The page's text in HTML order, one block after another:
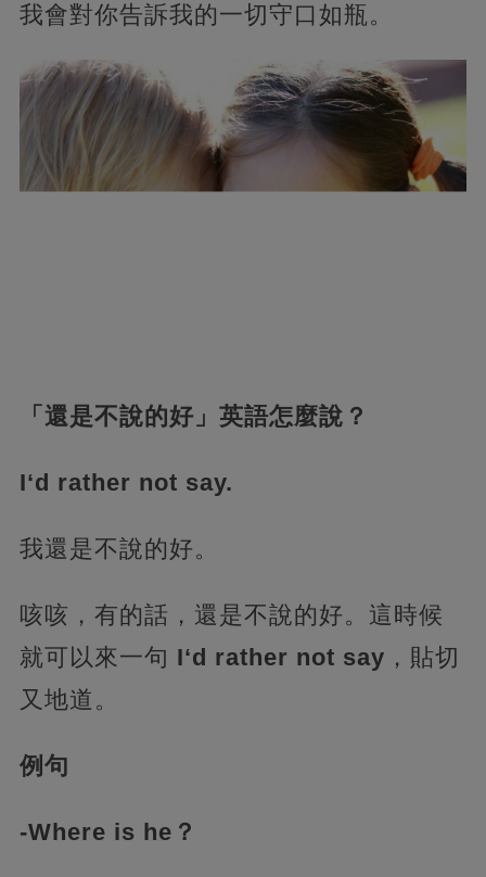
我會對你告訴我的一切守口如瓶。
「還是不說的好」英語怎麼說？
I‘d rather not say.
我還是不說的好。
咳咳，有的話，還是不說的好。這時候
就可以來一句 I‘d rather not say ，貼切
又地道。
例句
-Where is he？